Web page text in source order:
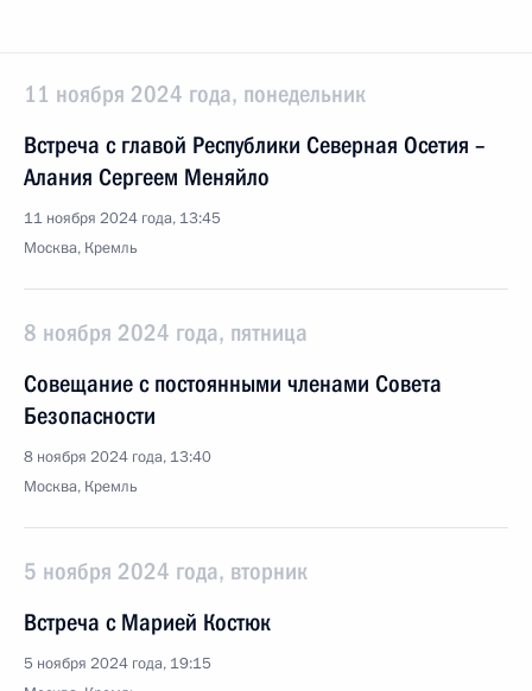
11 ноября 2024 года, понедельник
Встреча с главой Республики Северная Осетия –
Алания Сергеем Меняйло
11 ноября 2024 года, 13:45
Москва, Кремль
8 ноября 2024 года, пятница
Совещание с постоянными членами Совета
Безопасности
8 ноября 2024 года, 13:40
Москва, Кремль
5 ноября 2024 года, вторник
Встреча с Марией Костюк
5 ноября 2024 года, 19:15